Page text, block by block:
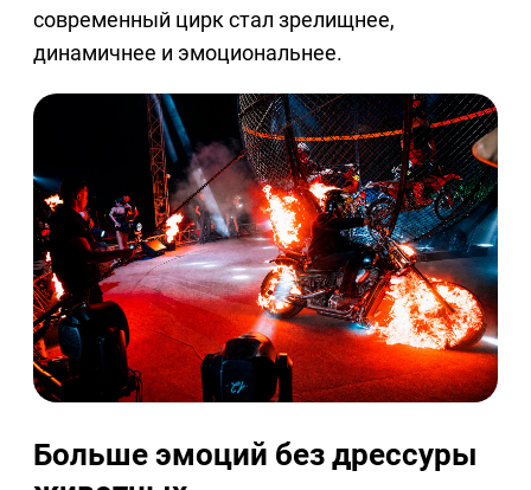
современный цирк стал зрелищнее,
динамичнее и эмоциональнее.
Больше эмоций без дрессуры